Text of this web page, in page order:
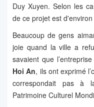
Duy Xuyen. Selon les
de ce projet est
Beaucoup de gens
joie quand la ville a
savaient que
Hoi An, ils ont exprimé
correspondait pas à
Patrimoine Culturel